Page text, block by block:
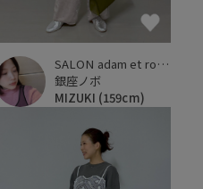
SALON adam et ropé
銀座ノボ
MIZUKI (159cm)